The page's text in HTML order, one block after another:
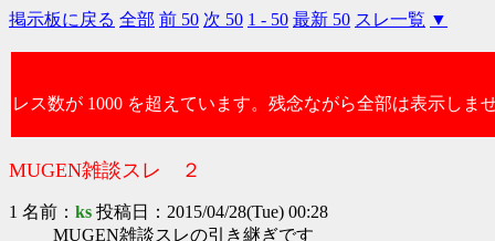
掲示板に戻る 全部 前 50 次 50 1 - 50 最新 50 スレ一覧 ▼
レス数が 1000 を超えています。残念ながら全部は表示しませ
MUGEN雑談スレ ２
1 名前： ks 投稿日：2015/04/28(Tue) 00:28
MUGEN雑談スレの引き継ぎです